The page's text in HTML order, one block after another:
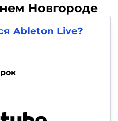
Новгороде
Ableton Live?